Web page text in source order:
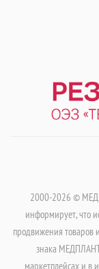
2000-2026 ©
информирует, что
продвижения товаров
знака МЕДПЛАНТ
маркетплейсах и в